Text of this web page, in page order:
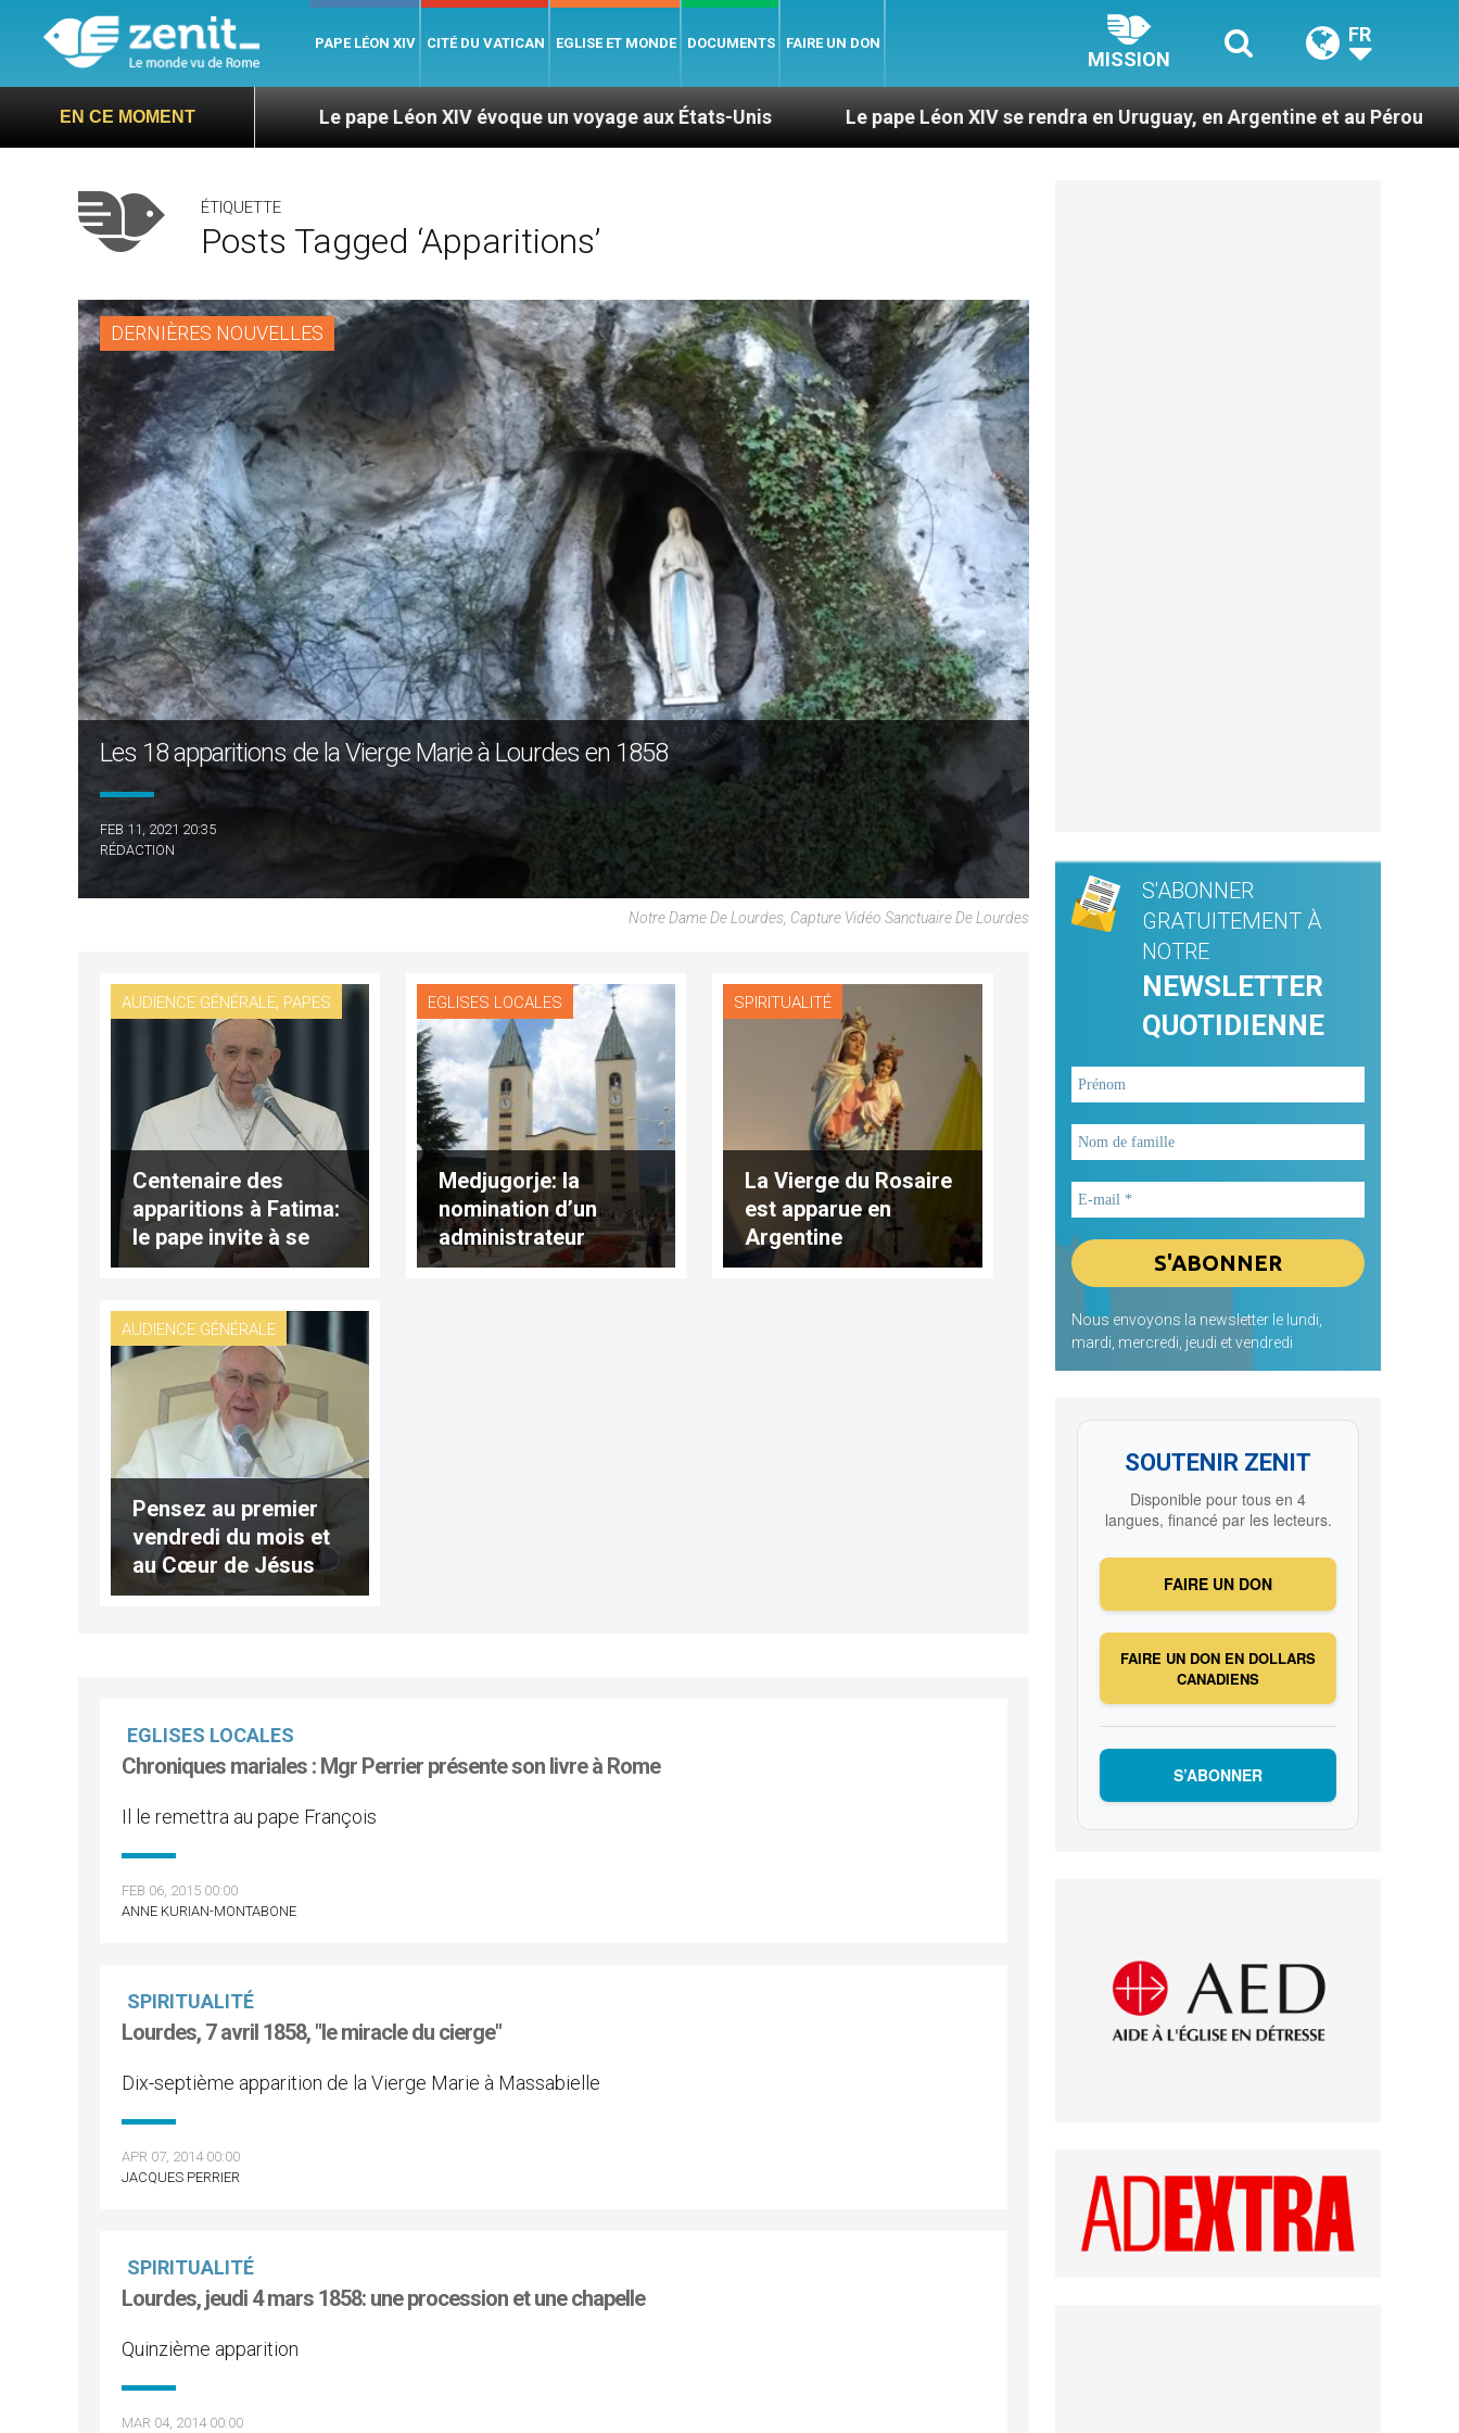
PAPE LÉON XIV CITÉ DU VATICAN EGLISE ET MONDE DOCUMENTS FAIRE UN DON
MISSION
FR
EN CE MOMENT
Langa Le pape Léon XIV évoque un voyage aux États-Unis Le pape Léon XIV se rendra en Uruguay, en Argentine et au Pérou Des prophètes
ÉTIQUETTE
Posts Tagged ‘apparitions’
DERNIÈRES NOUVELLES
Les 18 apparitions de la Vierge Marie à Lourdes en 1858
FEB 11, 2021 20:35
RÉDACTION
Notre Dame De Lourdes, Capture Vidéo Sanctuaire De Lourdes
AUDIENCE GÉNÉRALE, PAPES
Centenaire des
apparitions à Fatima:
le pape invite à se
confier à la Vierge
EGLISES LOCALES
Medjugorje: la
nomination d’un
administrateur
apostolique à l’étude
SPIRITUALITÉ
La Vierge du Rosaire
est apparue en
Argentine
AUDIENCE GÉNÉRALE
Pensez au premier
vendredi du mois et
au Cœur de Jésus
EGLISES LOCALES
Chroniques mariales : Mgr Perrier présente son livre à Rome
Il le remettra au pape François
FEB 06, 2015 00:00
ANNE KURIAN-MONTABONE
SPIRITUALITÉ
Lourdes, 7 avril 1858, "le miracle du cierge"
Dix-septième apparition de la Vierge Marie à Massabielle
APR 07, 2014 00:00
JACQUES PERRIER
SPIRITUALITÉ
Lourdes, jeudi 4 mars 1858: une procession et une chapelle
Quinzième apparition
MAR 04, 2014 00:00
S'ABONNER
GRATUITEMENT À
NOTRE
NEWSLETTER
QUOTIDIENNE
Nous envoyons la newsletter le lundi,
mardi, mercredi, jeudi et vendredi
SOUTENIR ZENIT
Disponible pour tous en 4
langues, financé par les lecteurs.
FAIRE UN DON
FAIRE UN DON EN DOLLARS
CANADIENS
S’ABONNER